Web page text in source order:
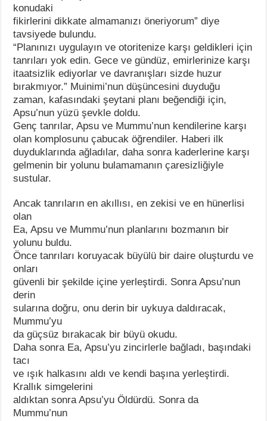
konudaki
fikirlerini dikkate almamanızı öneriyorum” diye
tavsiyede bulundu.
“Planınızı uygulayın ve otoritenize karşı geldikleri için
tanrıları yok edin. Gece ve gündüz, emirlerinize karşı
itaatsizlik ediyorlar ve davranışları sizde huzur
bırakmıyor.” Muinimi’nun düşüncesini duyduğu
zaman, kafasındaki şeytani planı beğendiği için,
Apsu’nun yüzü şevkle doldu.
Genç tanrılar, Apsu ve Mummu’nun kendilerine karşı
olan komplosunu çabucak öğrendiler. Haberi ilk
duyduklarında ağladılar, daha sonra kaderlerine karşı
gelmenin bir yolunu bulamamanın çaresizliğiyle
sustular.
Ancak tanrıların en akıllısı, en zekisi ve en hünerlisi
olan
Ea, Apsu ve Mummu’nun planlarını bozmanın bir
yolunu buldu.
Önce tanrıları koruyacak büyülü bir daire oluşturdu ve
onları
güvenli bir şekilde içine yerleştirdi. Sonra Apsu’nun
derin
sularına doğru, onu derin bir uykuya daldıracak,
Mummu’yu
da güçsüz bırakacak bir büyü okudu.
Daha sonra Ea, Apsu’yu zincirlerle bağladı, başındaki
tacı
ve ışık halkasını aldı ve kendi başına yerleştirdi.
Krallık simgelerini
aldıktan sonra Apsu’yu Öldürdü. Sonra da
Mummu’nun